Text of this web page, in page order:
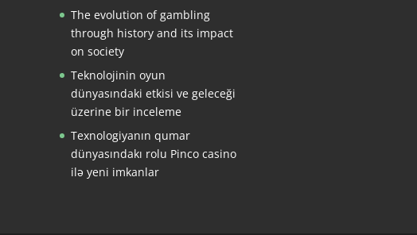
The evolution of gambling
through history and its impact
on society
Teknolojinin oyun
dünyasındaki etkisi ve geleceği
üzerine bir inceleme
Texnologiyanın qumar
dünyasındakı rolu Pinco casino
ilə yeni imkanlar